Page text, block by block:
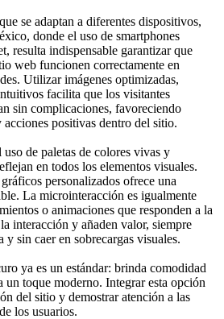
se adaptan a diferentes dispositivos,
donde el uso de smartphones
resulta indispensable garantizar que
web funcionen correctamente en
Utilizar imágenes optimizadas,
facilita que los visitantes
sin complicaciones, favoreciendo
positivas dentro del sitio.
de paletas de colores vivas y
en todos los elementos visuales.
personalizados ofrece una
La microinteracción es igualmente
o animaciones que responden a la
interacción y añaden valor, siempre
y sin caer en sobrecargas visuales.
ya es un estándar: brinda comodidad
un toque moderno. Integrar esta opción
del sitio y demostrar atención a las
los usuarios.